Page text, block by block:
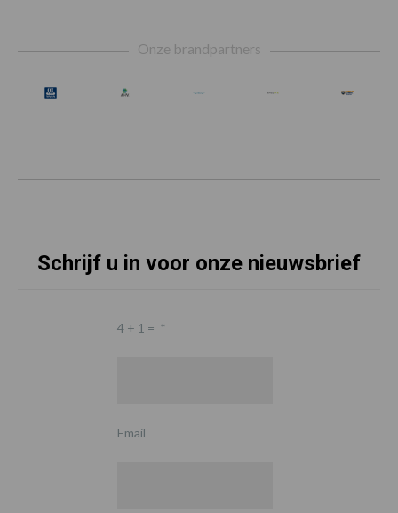
Onze brandpartners
Schrijf u in voor onze nieuwsbrief
4 + 1 = *
Email